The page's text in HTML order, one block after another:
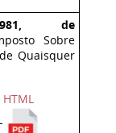
de
Sobre
Quaisquer
HTML